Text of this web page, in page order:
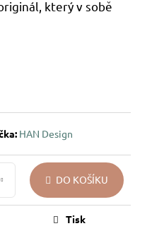
který v sobě
HAN Design
DO KOŠÍKU
Tisk